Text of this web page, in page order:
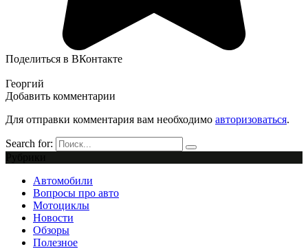
Поделиться в ВКонтакте
Георгий
Добавить комментарии
Для отправки комментария вам необходимо авторизоваться.
Search for:
Автомобили
Вопросы про авто
Мотоциклы
Новости
Обзоры
Полезное